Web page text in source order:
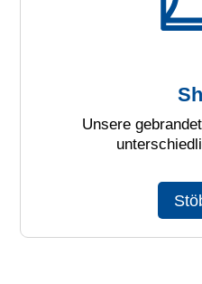
Unsere